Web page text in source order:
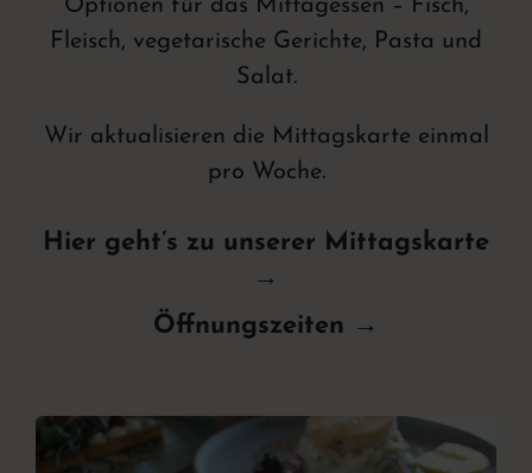
Optionen für das Mittagessen – Fisch,
Fleisch, vegetarische Gerichte, Pasta und
Salat.
Wir aktualisieren die Mittagskarte einmal
pro Woche.
Hier geht’s zu unserer Mittagskarte
→
Öffnungszeiten →